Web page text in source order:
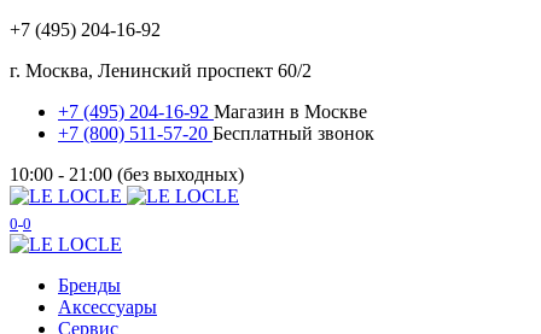
+7 (495) 204-16-92
г. Москва, Ленинский проспект 60/2
+7 (495) 204-16-92 Магазин в Москве
+7 (800) 511-57-20 Бесплатный звонок
10:00 - 21:00 (без выходных)
0 0
Бренды
Аксессуары
Сервис